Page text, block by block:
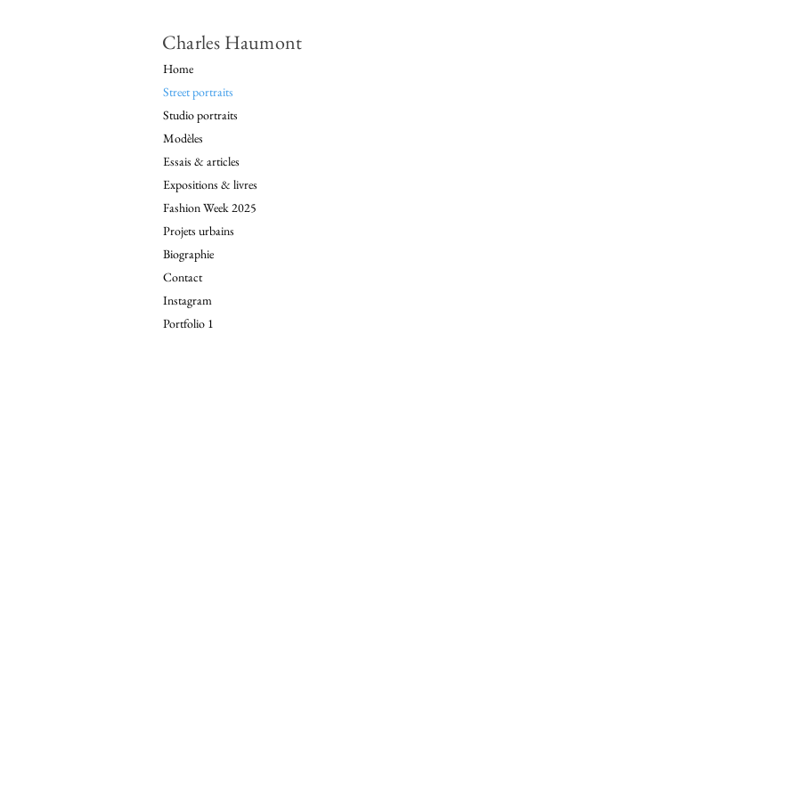
Charles Haumont
Home
Street portraits
Studio portraits
Modèles
Essais & articles
Expositions & livres
Fashion Week 2025
Projets urbains
Biographie
Contact
Instagram
Portfolio 1